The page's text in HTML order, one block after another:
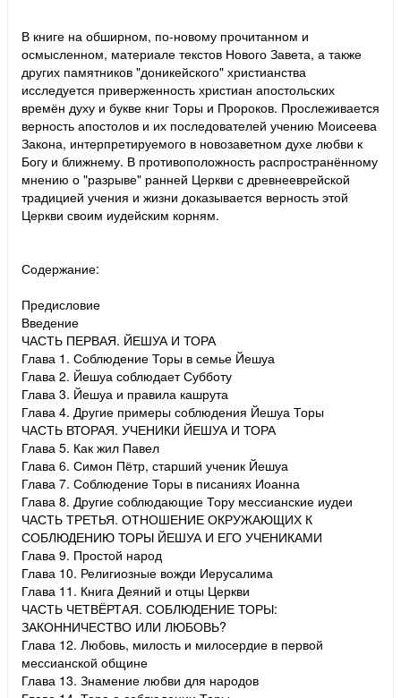
В книге на обширном, по-новому прочитанном и
осмысленном, материале текстов Нового Завета, а также
других памятников "доникейского" христианства
исследуется приверженность христиан апостольских
времён духу и букве книг Торы и Пророков. Прослеживается
верность апостолов и их последователей учению Моисеева
Закона, интерпретируемого в новозаветном духе любви к
Богу и ближнему. В противоположность распространённому
мнению о "разрыве" ранней Церкви с древнееврейской
традицией учения и жизни доказывается верность этой
Церкви своим иудейским корням.
Содержание:
Предисловие
Введение
ЧАСТЬ ПЕРВАЯ. ЙЕШУА И ТОРА
Глава 1. Соблюдение Торы в семье Йешуа
Глава 2. Йешуа соблюдает Субботу
Глава 3. Йешуа и правила кашрута
Глава 4. Другие примеры соблюдения Йешуа Торы
ЧАСТЬ ВТОРАЯ. УЧЕНИКИ ЙЕШУА И ТОРА
Глава 5. Как жил Павел
Глава 6. Симон Пётр, старший ученик Йешуа
Глава 7. Соблюдение Торы в писаниях Иоанна
Глава 8. Другие соблюдающие Тору мессианские иудеи
ЧАСТЬ ТРЕТЬЯ. ОТНОШЕНИЕ ОКРУЖАЮЩИХ К
СОБЛЮДЕНИЮ ТОРЫ ЙЕШУА И ЕГО УЧЕНИКАМИ
Глава 9. Простой народ
Глава 10. Религиозные вожди Иерусалима
Глава 11. Книга Деяний и отцы Церкви
ЧАСТЬ ЧЕТВЁРТАЯ. СОБЛЮДЕНИЕ ТОРЫ:
ЗАКОННИЧЕСТВО ИЛИ ЛЮБОВЬ?
Глава 12. Любовь, милость и милосердие в первой
мессианской общине
Глава 13. Знамение любви для народов